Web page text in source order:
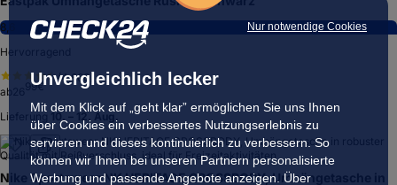
Nur notwendige Cookies
Unvergleichlich lecker
Mit dem Klick auf „geht klar” ermöglichen Sie uns Ihnen
über Cookies ein verbessertes Nutzungserlebnis zu
servieren und dieses kontinuierlich zu verbessern. So
können wir Ihnen bei unseren Partnern personalisierte
Werbung und passende Angebote anzeigen. Über
8,6
Hervorragend
(4.860
ab
99€
Lieferung
Nike Sportswear NK HERITAGE CROSSBODY, Umhängetasche in